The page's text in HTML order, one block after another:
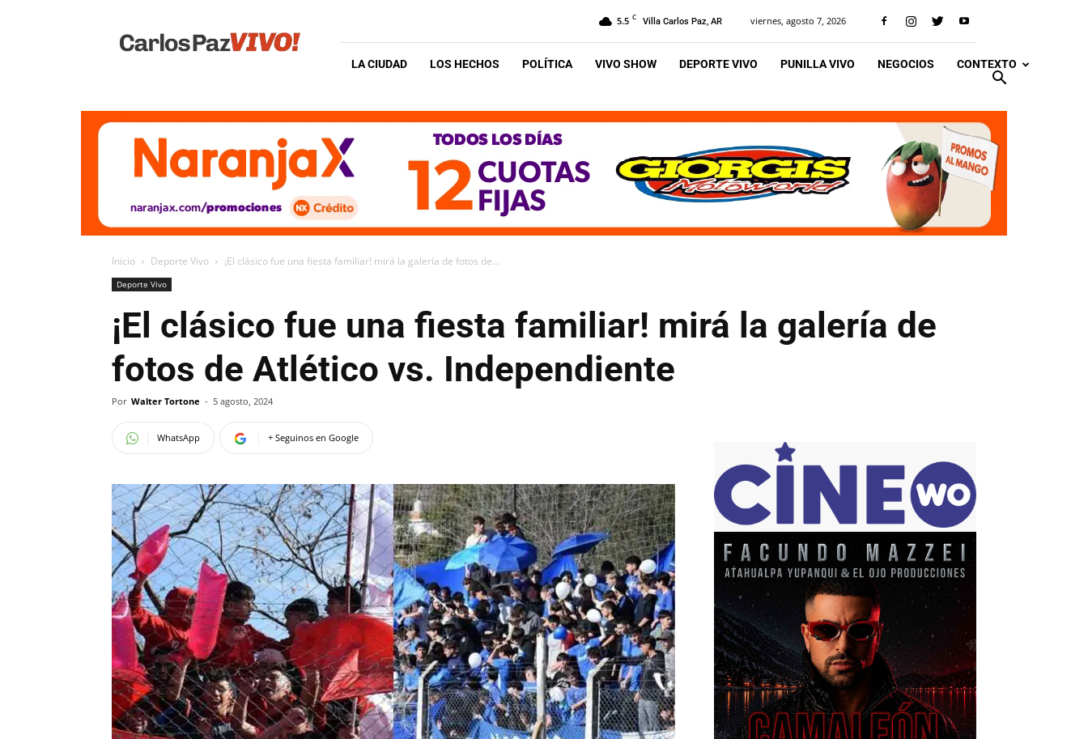
Vivo
5.5 C Villa Carlos Paz, AR viernes, agosto 7, 2026
LA CIUDAD LOS HECHOS POLÍTICA VIVO SHOW DEPORTE VIVO PUNILLA VIVO NEGOCIOS CONTEXTO
Inicio Deporte Vivo ¡El clásico fue una fiesta familiar! mirá la galería de fotos de...
Deporte Vivo
¡El clásico fue una fiesta familiar! mirá la galería de
fotos de Atlético vs. Independiente
Por Walter Tortone - 5 agosto, 2024
WhatsApp + Seguinos en Google